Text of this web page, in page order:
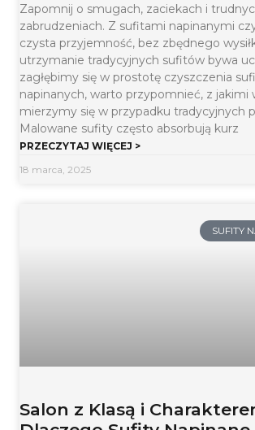
Zapomnij o smugach, zaciekach i
zabrudzeniach. Z sufitami napinanymi
czysta przyjemność, bez zbędnego
utrzymanie tradycyjnych sufitów bywa
zagłębimy się w prostotę czyszczenia
napinanych, warto przypomnieć, z jakimi
mierzymy się w przypadku tradycyjnych
Malowane sufity często absorbują kurz
PRZECZYTAJ WIĘCEJ >
18 marca, 2025
SUFITY
Salon z Klasą i